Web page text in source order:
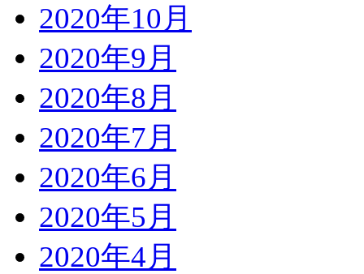
2020年10月
2020年9月
2020年8月
2020年7月
2020年6月
2020年5月
2020年4月